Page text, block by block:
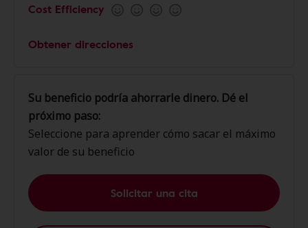
Cost Efficiency
Obtener direcciones
Su beneficio podría ahorrarle dinero. Dé el
próximo paso:
Seleccione para aprender cómo sacar el máximo
valor de su beneficio
Solicitar una cita